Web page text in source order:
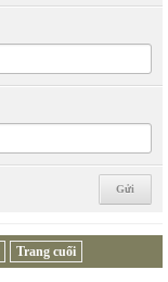
Trang cuối